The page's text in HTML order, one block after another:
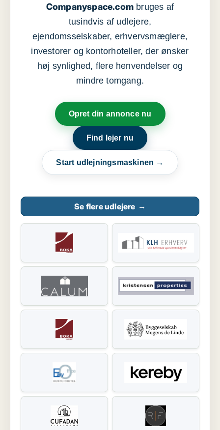
Companyspace.com bruges af
tusindvis af udlejere,
ejendomsselskaber, erhvervsmæglere,
investorer og kontorhoteller, der ønsker
høj synlighed, flere henvendelser og
mindre tomgang.
Opret din annonce nu
Find lejer nu
Start udlejningsmaskinen →
Se flere udlejere →